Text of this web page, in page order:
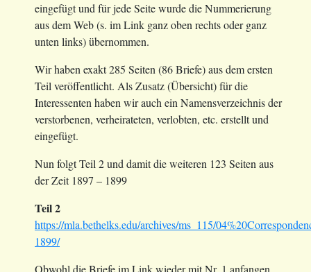
eingefügt und für jede Seite wurde die Nummerierung
aus dem Web (s. im Link ganz oben rechts oder ganz
unten links) übernommen.
Wir haben exakt 285 Seiten (86 Briefe) aus dem ersten
Teil veröffentlicht. Als Zusatz (Übersicht) für die
Interessenten haben wir auch ein Namensverzeichnis der
verstorbenen, verheirateten, verlobten, etc. erstellt und
eingefügt.
Nun folgt Teil 2 und damit die weiteren 123 Seiten aus
der Zeit 1897 – 1899
Teil 2
https://mla.bethelks.edu/archives/ms_115/
1899/
Obwohl die Briefe im Link wieder mit Nr. 1 anfangen,